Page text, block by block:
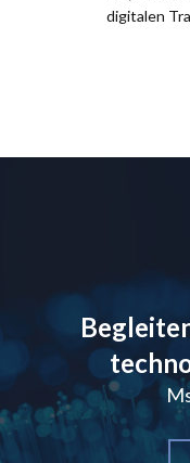
digitalen